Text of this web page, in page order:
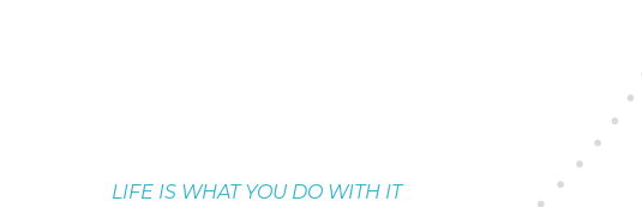
LIFE IS WHAT YOU DO WITH IT